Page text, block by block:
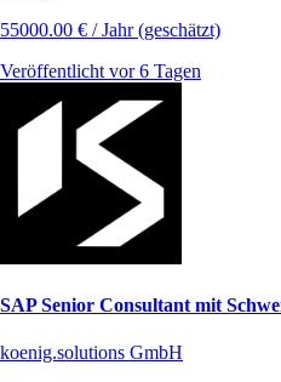
55000.00 € / Jahr (geschätzt)
Veröffentlicht vor 6 Tagen
SAP Senior Consultant mit
koenig.solutions GmbH